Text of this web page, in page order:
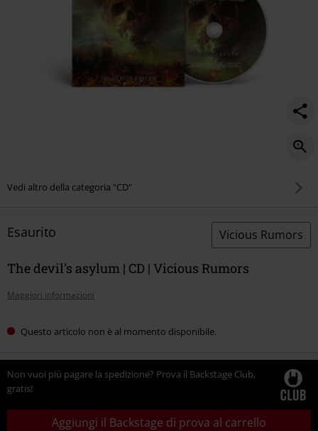
Vedi altro della categoria "CD"
Esaurito Vicious Rumors
The devil's asylum | CD | Vicious Rumors
Maggiori informazioni
Questo articolo non è al momento disponibile.
Non vuoi più pagare la spedizione? Prova il Backstage Club,
gratis!
Aggiungi il Backstage di prova al carrello